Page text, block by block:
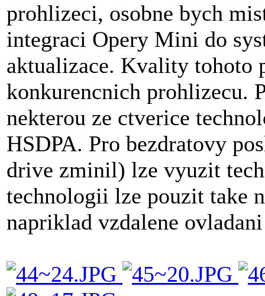
prohlizeci, osobne bych
integraci Opery Mini do
aktualizace. Kvality tohoto
konkurencnich prohlizecu.
nekterou ze ctverice
HSDPA. Pro bezdratovy
drive zminil) lze vyuzit
technologii lze pouzit take
napriklad vzdalene